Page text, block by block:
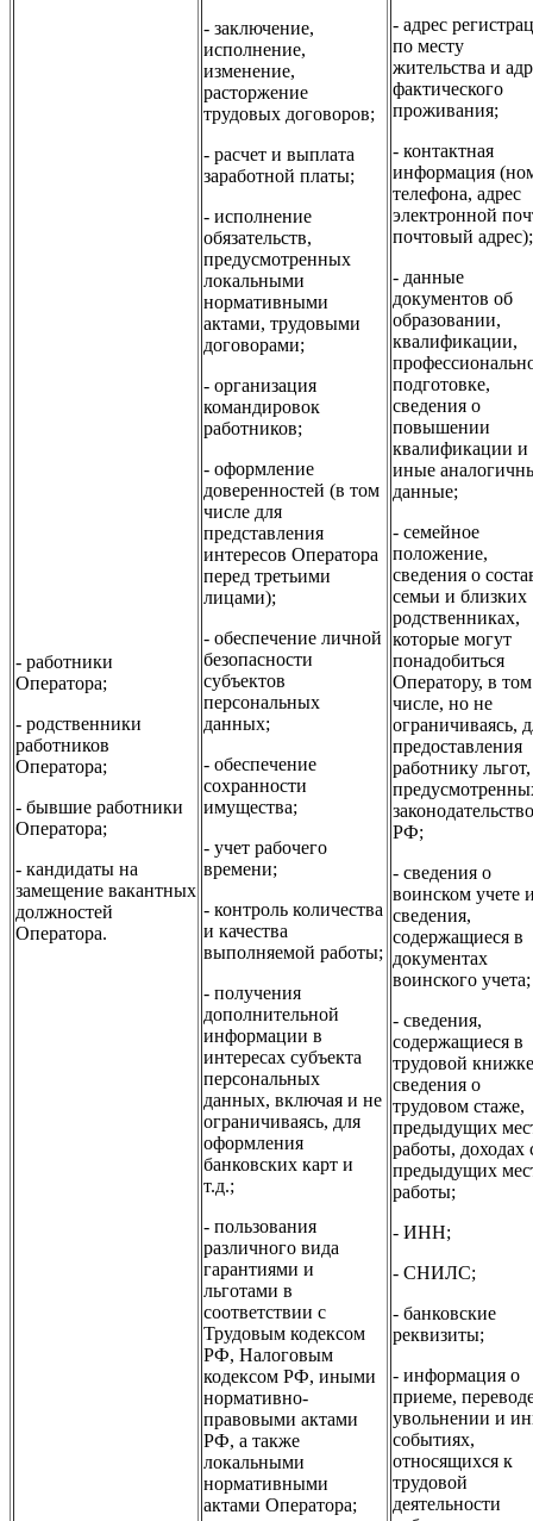
- работники
Оператора;
- родственники
работников
Оператора;
- бывшие работники
Оператора;
- кандидаты на
замещение вакантных
должностей
Оператора.
- заключение,
исполнение,
изменение,
расторжение
трудовых договоров;
- расчет и выплата
заработной платы;
- исполнение
обязательств,
предусмотренных
локальными
нормативными
актами, трудовыми
договорами;
- организация
командировок
работников;
- оформление
доверенностей (в том
числе для
представления
интересов Оператора
перед третьими
лицами);
- обеспечение личной
безопасности
субъектов
персональных
данных;
- обеспечение
сохранности
имущества;
- учет рабочего
времени;
- контроль количества
и качества
выполняемой работы;
- получения
дополнительной
информации в
интересах субъекта
персональных
данных, включая и не
ограничиваясь, для
оформления
банковских карт и
т.д.;
- пользования
различного вида
гарантиями и
льготами в
соответствии с
Трудовым кодексом
РФ, Налоговым
кодексом РФ, иными
нормативно-
правовыми актами
РФ, а также
локальными
нормативными
актами Оператора;
- адрес
по месту
жительства и
фактического
проживания;
- контактная
информация
телефона, адрес
электронной
почтовый адрес);
- данные
документов об
образовании,
квалификации,
подготовке,
сведения о
повышении
квалификации и
иные
данные;
- семейное
положение,
сведения о
семьи и близких
родственниках,
которые могут
понадобиться
Оператору, в том
числе, но не
ограничиваясь,
предоставления
работнику льгот,
РФ;
- сведения о
воинском учете
сведения,
содержащиеся в
документах
воинского учета;
- сведения,
содержащиеся в
трудовой
сведения о
трудовом стаже,
предыдущих
работы, доходах
предыдущих
работы;
- ИНН;
- СНИЛС;
- банковские
реквизиты;
- информация о
приеме,
увольнении и
событиях,
относящихся к
трудовой
деятельности